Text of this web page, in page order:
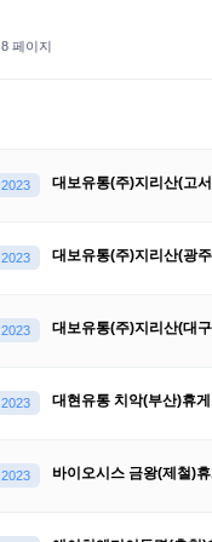
8 페이지
2023 대보유통(주)지리산(고
2023 대보유통(주)지리산(광
2023 대보유통(주)지리산(대
2023 대현유통 치악(부산)휴
2023 바이오시스 금왕(제철)